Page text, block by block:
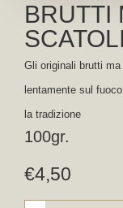
BRUTTI
Gli originali brutti
lentamente sul
la tradizione
100gr.
€4,50